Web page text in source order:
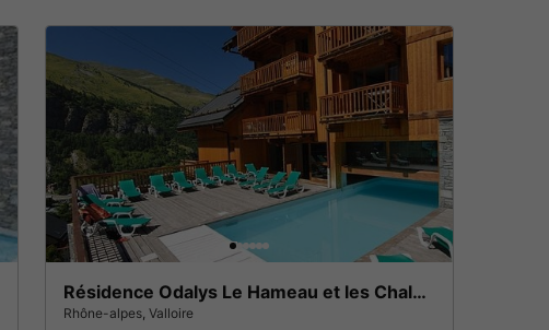
Résidence Odalys Le Hameau et les Chalets de la Vallée d'Or
Rhône-alpes Valloire